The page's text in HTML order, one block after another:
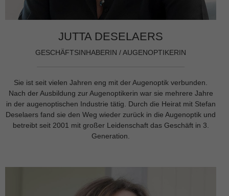
JUTTA DESELAERS
GESCHÄFTSINHABERIN / AUGENOPTIKERIN
Sie ist seit vielen Jahren eng mit der Augenoptik verbunden.
Nach der Ausbildung zur Augenoptikerin war sie mehrere Jahre
in der augenoptischen Industrie tätig. Durch die Heirat mit Stefan
Deselaers fand sie den Weg wieder zurück in die Augenoptik und
betreibt seit 2001 mit großer Leidenschaft das Geschäft in 3.
Generation.